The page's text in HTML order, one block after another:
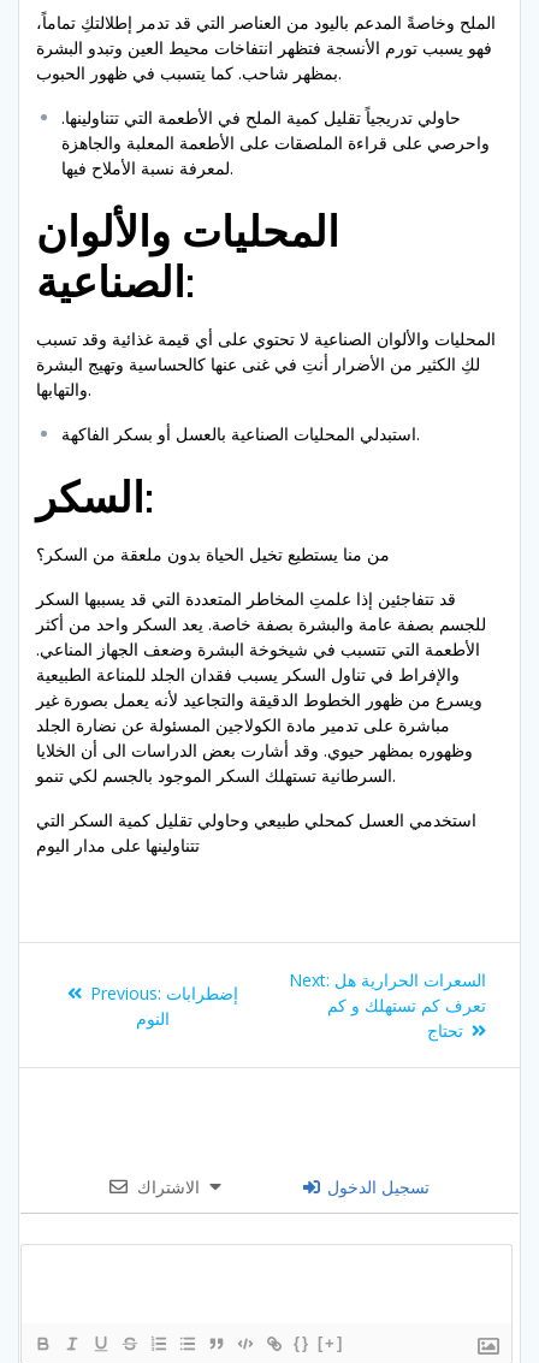
الملح وخاصةً المدعم باليود من العناصر التي قد تدمر إطلالتكِ تماماً،
فهو يسبب تورم الأنسجة فتظهر انتفاخات محيط العين وتبدو البشرة
بمظهر شاحب. كما يتسبب في ظهور الحبوب.
حاولي تدريجياً تقليل كمية الملح في الأطعمة التي تتناولينها.
واحرصي على قراءة الملصقات على الأطعمة المعلبة والجاهزة
لمعرفة نسبة الأملاح فيها.
المحليات والألوان
الصناعية:
المحليات والألوان الصناعية لا تحتوي على أي قيمة غذائية وقد تسبب
لكِ الكثير من الأضرار أنتِ في غنى عنها كالحساسية وتهيج البشرة
والتهابها.
استبدلي المحليات الصناعية بالعسل أو بسكر الفاكهة.
السكر:
من منا يستطيع تخيل الحياة بدون ملعقة من السكر؟
قد تتفاجئين إذا علمتِ المخاطر المتعددة التي قد يسببها السكر
للجسم بصفة عامة والبشرة بصفة خاصة. يعد السكر واحد من أكثر
الأطعمة التي تتسبب في شيخوخة البشرة وضعف الجهاز المناعي.
والإفراط في تناول السكر يسبب فقدان الجلد للمناعة الطبيعية
ويسرع من ظهور الخطوط الدقيقة والتجاعيد لأنه يعمل بصورة غير
مباشرة على تدمير مادة الكولاجين المسئولة عن نضارة الجلد
وظهوره بمظهر حيوي. وقد أشارت بعض الدراسات الى أن الخلايا
السرطانية تستهلك السكر الموجود بالجسم لكي تنمو.
استخدمي العسل كمحلي طبيعي وحاولي تقليل كمية السكر التي
تتناولينها على مدار اليوم
navigation
Previous: Previous
post:
إضطرابات
النوم
Next: Next
post:
السعرات الحرارية هل
تعرف كم تستهلك و كم
تحتاج
الاشتراك تسجيل الدخول
{} [+]